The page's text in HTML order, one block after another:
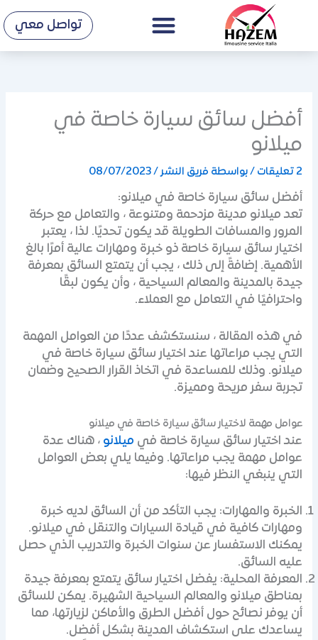
Menu تواصل معي
أفضل سائق سيارة خاصة في
ميلانو
2 تعليقات / بواسطة فريق النشر /
08/07/2023
أفضل سائق سيارة خاصة في ميلانو:
تعد ميلانو مدينة مزدحمة ومتنوعة ، والتعامل مع حركة
المرور والمسافات الطويلة قد يكون تحديًا. لذا ، يعتبر
اختيار سائق سيارة خاصة ذو خبرة ومهارات عالية أمرًا بالغ
الأهمية. إضافةً إلى ذلك ، يجب أن يتمتع السائق بمعرفة
جيدة بالمدينة والمعالم السياحية ، وأن يكون لبقًا
واحترافيًا في التعامل مع العملاء.
في هذه المقالة ، سنستكشف عددًا من العوامل المهمة
التي يجب مراعاتها عند اختيار سائق سيارة خاصة في
ميلانو. وذلك للمساعدة في اتخاذ القرار الصحيح وضمان
تجربة سفر مريحة ومميزة.
عوامل مهمة لاختيار سائق سيارة خاصة في ميلانو
عند اختيار سائق سيارة خاصة في ميلانو ، هناك عدة
عوامل مهمة يجب مراعاتها. وفيما يلي بعض العوامل
التي ينبغي النظر فيها:
الخبرة والمهارات: يجب التأكد من أن السائق لديه خبرة
ومهارات كافية في قيادة السيارات والتنقل في ميلانو.
يمكنك الاستفسار عن سنوات الخبرة والتدريب الذي حصل
عليه السائق.
المعرفة المحلية: يفضل اختيار سائق يتمتع بمعرفة جيدة
بمناطق ميلانو والمعالم السياحية الشهيرة. يمكن للسائق
أن يوفر نصائح حول أفضل الطرق والأماكن لزيارتها، مما
يساعدك على استكشاف المدينة بشكل أفضل.